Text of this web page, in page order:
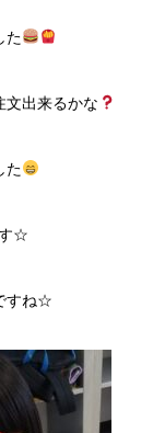
た
文出来るかな
た
す☆
すね☆